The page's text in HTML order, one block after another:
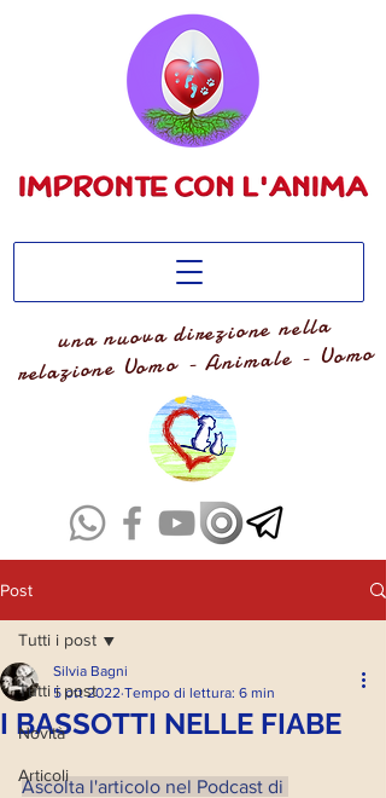
una nuova direzione nella
relazione Uomo - Animale - Uomo
Post
Tutti i post
Novità
Articoli
Tutti i post
I BASSOTTI NELLE FIABE
Silvia Bagni
5 ott 2022 Tempo di lettura: 6 min
Ascolta l'articolo nel Podcast di